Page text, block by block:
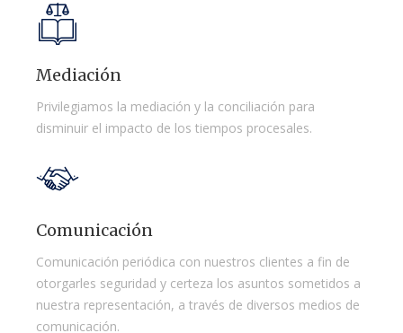
Mediación
Privilegiamos la mediación y la conciliación para
disminuir el impacto de los tiempos procesales.
Comunicación
Comunicación periódica con nuestros clientes a fin de
otorgarles seguridad y certeza los asuntos sometidos a
nuestra representación, a través de diversos medios de
comunicación.